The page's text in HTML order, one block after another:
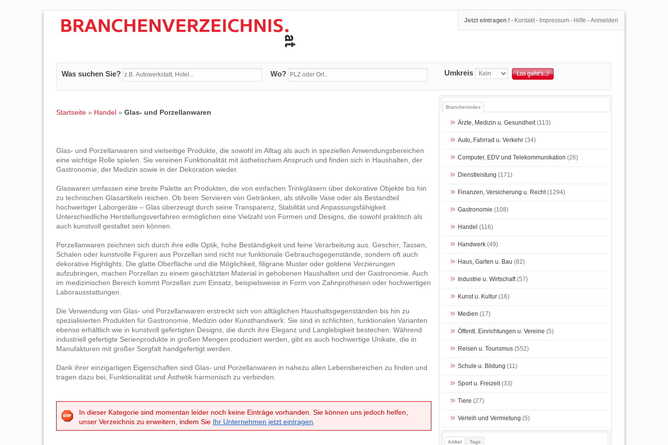
Jetzt eintragen ! - Kontakt- Impressum- Hilfe - Anmelden
Was suchen Sie? Wo? Umkreis
Startseite » Handel » Glas- und Porzellanwaren
Glas- und Porzellanwaren sind vielseitige Produkte, die sowohl im Alltag als auch in speziellen Anwendungsbereichen
eine wichtige Rolle spielen. Sie vereinen Funktionalität mit ästhetischem Anspruch und finden sich in Haushalten, der
Gastronomie, der Medizin sowie in der Dekoration wieder.
Glaswaren umfassen eine breite Palette an Produkten, die von einfachen Trinkgläsern über dekorative Objekte bis hin
zu technischen Glasartikeln reichen. Ob beim Servieren von Getränken, als stilvolle Vase oder als Bestandteil
hochwertiger Laborgeräte – Glas überzeugt durch seine Transparenz, Stabilität und Anpassungsfähigkeit.
Unterschiedliche Herstellungsverfahren ermöglichen eine Vielzahl von Formen und Designs, die sowohl praktisch als
auch kunstvoll gestaltet sein können.
Porzellanwaren zeichnen sich durch ihre edle Optik, hohe Beständigkeit und feine Verarbeitung aus. Geschirr, Tassen,
Schalen oder kunstvolle Figuren aus Porzellan sind nicht nur funktionale Gebrauchsgegenstände, sondern oft auch
dekorative Highlights. Die glatte Oberfläche und die Möglichkeit, filigrane Muster oder goldene Verzierungen
aufzubringen, machen Porzellan zu einem geschätzten Material in gehobenen Haushalten und der Gastronomie. Auch
im medizinischen Bereich kommt Porzellan zum Einsatz, beispielsweise in Form von Zahnprothesen oder hochwertigen
Laborausstattungen.
Die Verwendung von Glas- und Porzellanwaren erstreckt sich von alltäglichen Haushaltsgegenständen bis hin zu
spezialisierten Produkten für Gastronomie, Medizin oder Kunsthandwerk. Sie sind in schlichten, funktionalen Varianten
ebenso erhältlich wie in kunstvoll gefertigten Designs, die durch ihre Eleganz und Langlebigkeit bestechen. Während
industriell gefertigte Serienprodukte in großen Mengen produziert werden, gibt es auch hochwertige Unikate, die in
Manufakturen mit großer Sorgfalt handgefertigt werden.
Dank ihrer einzigartigen Eigenschaften sind Glas- und Porzellanwaren in nahezu allen Lebensbereichen zu finden und
tragen dazu bei, Funktionalität und Ästhetik harmonisch zu verbinden.
In dieser Kategorie sind momentan leider noch keine Einträge vorhanden. Sie können uns jedoch helfen,
unser Verzeichnis zu erweitern, indem Sie Ihr Unternehmen jetzt eintragen
Branchenindex
Ärzte, Medizin u. Gesundheit(113)
Auto, Fahrrad u. Verkehr(34)
Computer, EDV und Telekommunikation (26)
Dienstleistung (171)
Finanzen, Versicherung u. Recht(1294)
Gastronomie (108)
Handel (116)
Handwerk(49)
Haus, Garten u. Bau (82)
Industrie u. Wirtschaft(57)
Kunst u. Kultur(16)
Medien (17)
Öffentl. Einrichtungen u. Vereine (5)
Reisen u. Tourismus(552)
Schule u. Bildung (11)
Sport u. Freizeit(33)
Tiere (27)
Verleih und Vermietung (5)
Artikel Tags